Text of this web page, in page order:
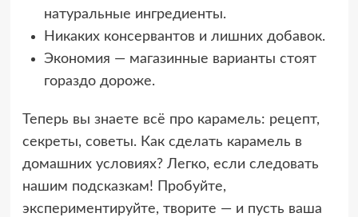
натуральные ингредиенты.
Никаких консервантов и лишних добавок.
Экономия — магазинные варианты стоят
гораздо дороже.
Теперь вы знаете всё про карамель: рецепт,
секреты, советы. Как сделать карамель в
домашних условиях? Легко, если следовать
нашим подсказкам! Пробуйте,
экспериментируйте, творите — и пусть ваша